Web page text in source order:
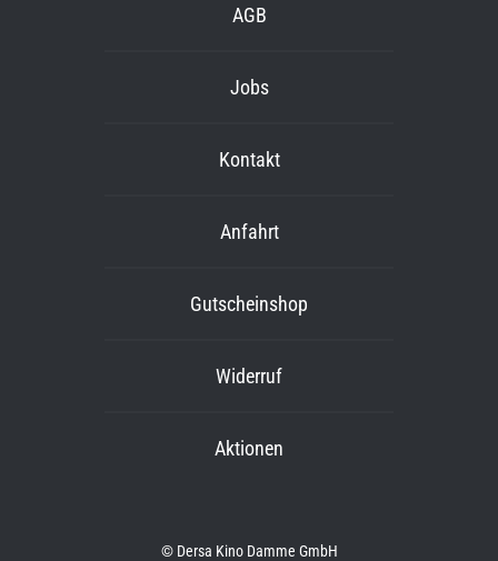
AGB
Jobs
Kontakt
Anfahrt
Gutscheinshop
Widerruf
Aktionen
© Dersa Kino Damme GmbH